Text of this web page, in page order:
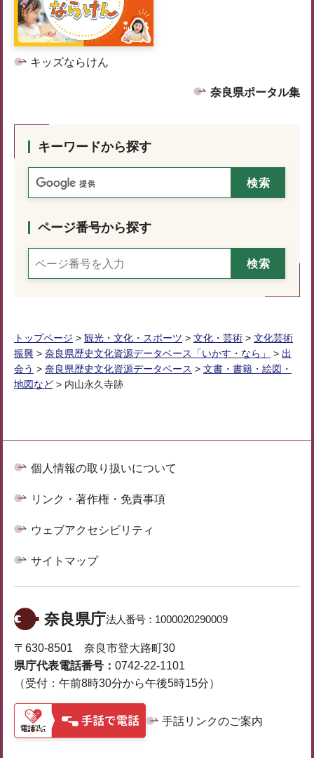
キッズならけん
奈良県ポータル集
キーワードから探す
ページ番号から探す
トップページ > 観光・文化・スポーツ > 文化・芸術 > 文化芸術
振興 > 奈良県歴史文化資源データベース「いかす・なら」 > 出
会う > 奈良県歴史文化資源データベース > 文書・書籍・絵図・
地図など > 内山永久寺跡
個人情報の取り扱いについて
リンク・著作権・免責事項
ウェブアクセシビリティ
サイトマップ
奈良県庁法人番号： 1000020290009
〒630-8501 奈良市登大路町30
県庁代表電話番号： 0742-22-1101
（受付：午前8時30分から午後5時15分）
手話リンクのご案内